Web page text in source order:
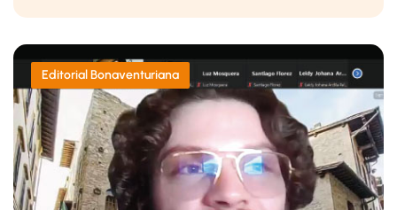
Editorial Bonaventuriana